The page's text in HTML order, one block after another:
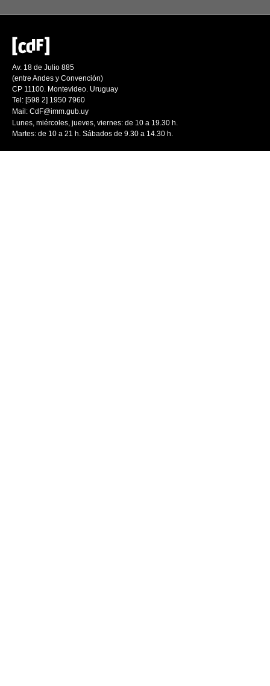
Av. 18 de Julio 885
(entre Andes y Convención)
CP 11100. Montevideo. Uruguay
Tel: [598 2] 1950 7960
Mail: CdF@imm.gub.uy
Lunes, miércoles, jueves, viernes: de 10 a 19.30 h.
Martes: de 10 a 21 h. Sábados de 9.30 a 14.30 h.